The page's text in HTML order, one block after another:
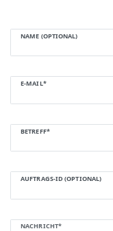
NAME (OPTIONAL)
E-MAIL*
BETREFF*
AUFTRAGS-ID (OPTIONAL)
NACHRICHT*